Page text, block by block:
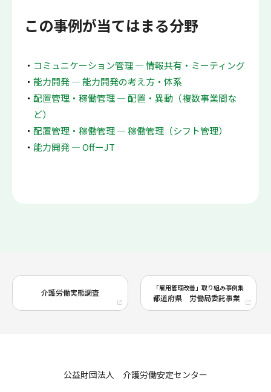
この事例が当てはまる分野
コミュニケーション管理 ― 情報共有・ミーティング
能力開発 ― 能力開発の考え方・体系
配置管理・稼働管理 ― 配置・異動（複数事業間な
ど）
配置管理・稼働管理 ― 稼働管理（シフト管理）
能力開発 ― OffーJT
介護労働実態調査 「雇用管理改善」取り組み事例集
都道府県 労働局委託事業
公益財団法人 介護労働安定センター